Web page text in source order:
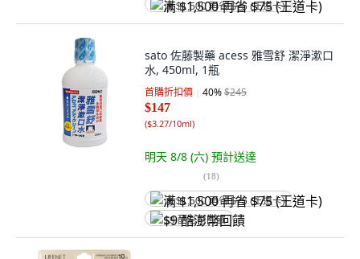
满 $1,500 再省 $75 (王道卡)
sato 佐藤製藥 acess 雅雪舒 潔淨漱口
水, 450ml, 1瓶
首購折扣價 40%$245
$147
($3.27/10ml)
明天 8/8 (六) 預計送達
(18)
满 $1,500 再省 $75 (王道卡)
$9 酷澎幣回饋